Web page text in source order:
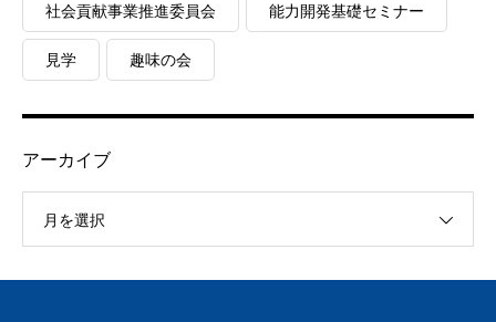
社会貢献事業推進委員会 能力開発基礎セミナー
見学 趣味の会
アーカイブ
月を選択